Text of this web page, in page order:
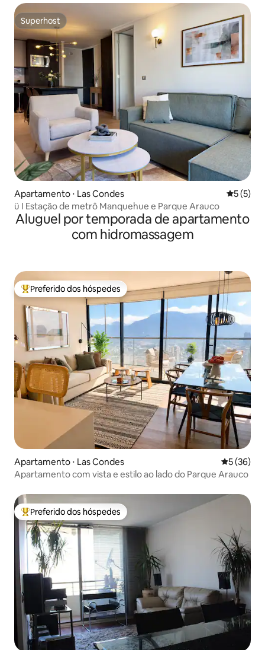
Superhost
Superhost
Apartamento ⋅ Las Condes 5 de
5 (5)
ü I Estação de metrô Manquehue e Parque Arauco
Aluguel por temporada de apartamento
com hidromassagem
Entre os melhores preferidos dos hóspedes
Preferido dos hóspedes
Apartamento ⋅ Las Condes 5 de uma
5 (36)
Apartamento com vista e estilo ao lado do Parque Arauco
Entre os melhores preferidos dos hóspedes
Preferido dos hóspedes